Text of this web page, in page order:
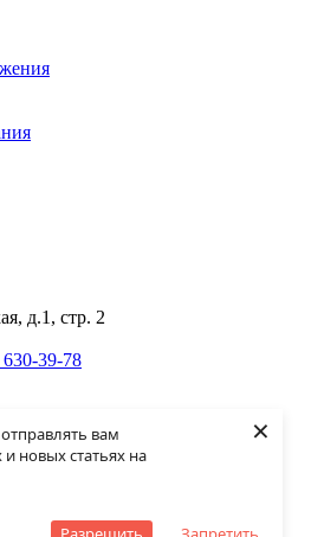
вам
новых статьях на
×
д.1, стр. 2
39-78
©2024 ООО "Академия-Т -
данные об IP-адресе и
Дальнейшее использование
на обработку таких данных.